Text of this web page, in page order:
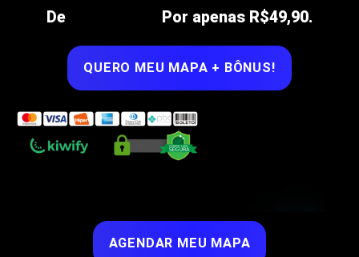
De Por apenas R$49,90.
QUERO MEU MAPA + BÔNUS!
AGENDAR MEU MAPA